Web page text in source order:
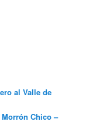
al Valle de
Chico –